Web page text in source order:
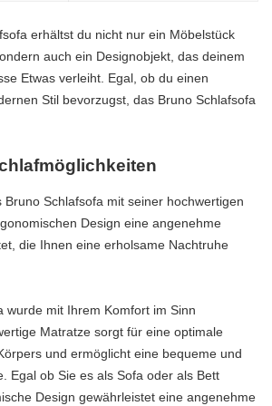
erhältst du nicht nur ein Möbelstück
auch ein Designobjekt, das deinem
Etwas verleiht. Egal, ob du einen
Stil bevorzugst, das Bruno Schlafsofa
Bruno Schlafsofa mit seiner hochwertigen
Design eine angenehme
die Ihnen eine erholsame Nachtruhe
wurde mit Ihrem Komfort im Sinn
Matratze sorgt für eine optimale
und ermöglicht eine bequeme und
Egal ob Sie es als Sofa oder als Bett
Design gewährleistet eine angenehme